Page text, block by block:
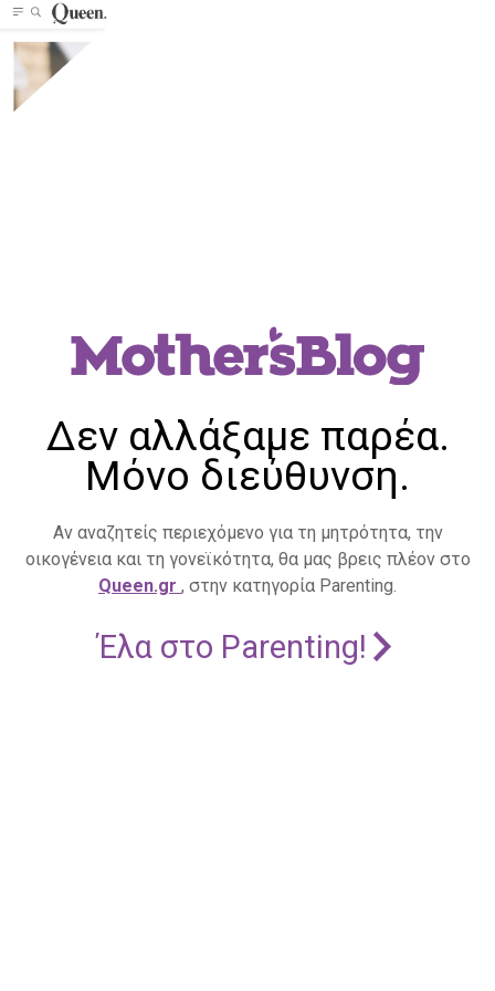
Δεν αλλάξαμε παρέα.
Μόνο διεύθυνση.
Αν αναζητείς περιεχόμενο για τη μητρότητα, την
οικογένεια και τη γονεϊκότητα, θα μας βρεις πλέον στο
Queen.gr , στην κατηγορία Parenting.
Έλα στο Parenting!